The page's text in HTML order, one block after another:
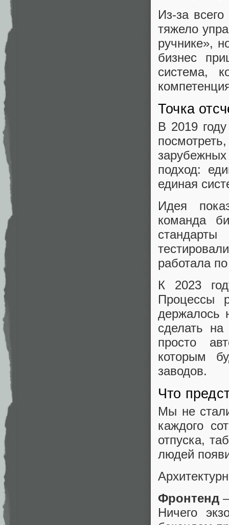
Из-за
тяжело
ручнике»,
бизнес
система,
Точка
В 2019
подход:
единая
Идея
команда
работала
К 2023
Процессы
держалось
сделать
просто
которым
заводов.
Что
Мы не
каждого
отпуска,
людей
Фронтенд
Ничего